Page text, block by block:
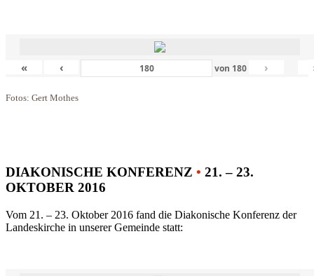
« ‹ von 180 ›
Fotos: Gert Mothes
DIAKONISCHE KONFERENZ • 21. – 23.
OKTOBER 2016
Vom 21. – 23. Oktober 2016 fand die Diakonische Konferenz der
Landeskirche in unserer Gemeinde statt: